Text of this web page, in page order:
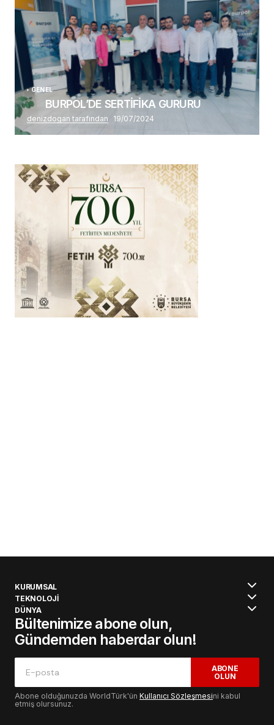
GENEL
BURPOL’DE SERTİFİKA GURURU
denizdogan tarafından 19/07/2024
KURUMSAL
TEKNOLOJİ
DÜNYA
Bültenimize abone olun,
Gündemden haberdar olun!
ABONE
OLUN
Abone olduğunuzda WorldTürk'ün Kullanıcı Sözleşmesini kabul
etmiş olursunuz.